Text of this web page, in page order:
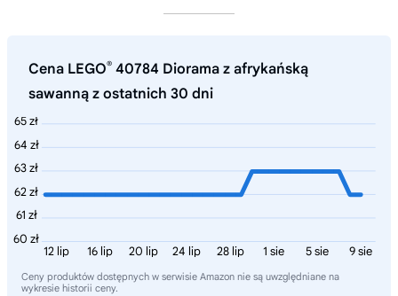
Cena LEGO® 40784 Diorama z afrykańską
sawanną z ostatnich 30 dni
65 zł
64 zł
63 zł
62 zł
61 zł
60 zł
9 sie
5 sie
1 sie
28 lip
24 lip
20 lip
16 lip
12 lip
Ceny produktów dostępnych w serwisie Amazon nie są uwzględniane na
wykresie historii ceny.